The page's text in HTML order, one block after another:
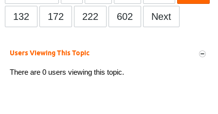
132 172 222 602 Next
Users Viewing This Topic
There are 0 users viewing this topic.